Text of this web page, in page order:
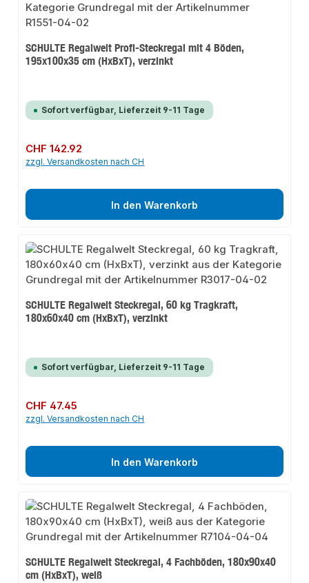
SCHULTE Regalwelt Profi-Steckregal mit 4 Böden,
195x100x35 cm (HxBxT), verzinkt
Sofort verfügbar, Lieferzeit 9-11 Tage
Regulärer Preis:
CHF 142.92
zzgl. Versandkosten nach CH
In den Warenkorb
SCHULTE Regalwelt Steckregal, 60 kg Tragkraft,
180x60x40 cm (HxBxT), verzinkt
Sofort verfügbar, Lieferzeit 9-11 Tage
Regulärer Preis:
CHF 47.45
zzgl. Versandkosten nach CH
In den Warenkorb
SCHULTE Regalwelt Steckregal, 4 Fachböden, 180x90x40
cm (HxBxT), weiß